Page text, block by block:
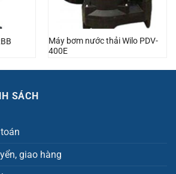
Máy bơm nước thải Wilo PDV-
400E
SÁCH
giao hàng